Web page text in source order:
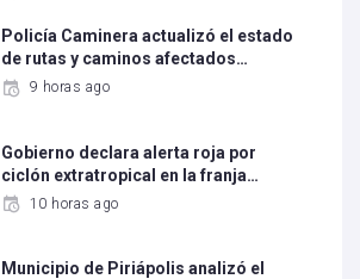
Policía Caminera actualizó el estado
de rutas y caminos afectados…
9 horas ago
Gobierno declara alerta roja por
ciclón extratropical en la franja…
10 horas ago
Municipio de Piriápolis analizó el